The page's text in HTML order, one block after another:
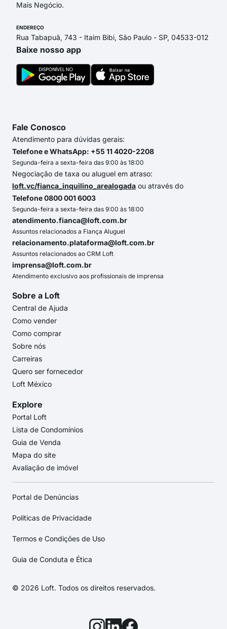
Mais Negócio.
ENDEREÇO
Rua Tabapuã, 743 - Itaim Bibi, São Paulo - SP, 04533-012
Baixe nosso app
Fale Conosco
Atendimento para dúvidas gerais:
Telefone e WhatsApp: +55 11 4020-2208
Segunda-feira a sexta-feira das 9:00 às 18:00
Negociação de taxa ou aluguel em atraso:
loft.vc/fianca_inquilino_arealogada ou através do
Telefone 0800 001 6003
Segunda-feira a sexta-feira das 9:00 às 18:00
atendimento.fianca@loft.com.br
Assuntos relacionados a Fiança Aluguel
relacionamento.plataforma@loft.com.br
Assuntos relacionados ao CRM Loft
imprensa@loft.com.br
Atendimento exclusivo aos profissionais de imprensa
Sobre a Loft
Central de Ajuda
Como vender
Como comprar
Sobre nós
Carreiras
Quero ser fornecedor
Loft México
Explore
Portal Loft
Lista de Condomínios
Guia de Venda
Mapa do site
Avaliação de imóvel
Portal de Denúncias
Políticas de Privacidade
Termos e Condições de Uso
Guia de Conduta e Ética
© 2026 Loft. Todos os direitos reservados.